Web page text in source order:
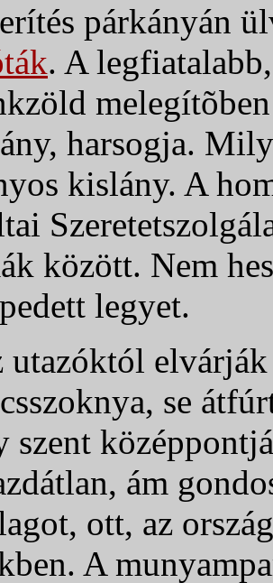
párkányán
. A
harsogja.
kislány. A
között. Nem
legyet.
utazóktól
se
szent
ám
ott, az
A